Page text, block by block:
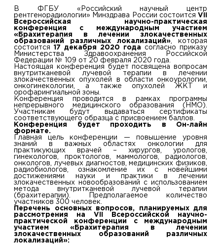
В ФГБУ «Российский научный центр
рентгенорадиологии» Минздрава России состоится VII
Всероссийская научно-практическая
конференция с международным участием
«Брахитерапия в лечении злокачественных
образований различных локализаций» , которая
состоится 17 декабря 2020 года согласно приказу
Министерства Здравоохранения Российской
Федерации № 109 от 20 февраля 2020 года.
Настоящая конференция будет посвящена вопросам
внутритканевой лучевой терапии в лечении
злокачественных опухолей в области онкоурологии,
онкогинекологии, а также опухолей ЖКТ и
орофарингиальной зоны.
Конференция проводится в рамках программы
непрерывного медицинского образования (НМО).
Участникам будут выдаваться сертификаты
соответствующего образца с присвоением баллов.
Конференция будет проходить в Он-лайн
формате.
Главная цель конференции — повышение уровня
знаний в важных областях онкологии для
практикующих врачей – хирургов, урологов,
гинекологов, проктологов, маммологов, радиологов,
онкологов, лучевых диагностов, медицинских физиков,
радиобиологов, ознакомление их с новейшими
достижениями науки и практики в лечении
злокачественных новообразований с использованием
метода внутритканевой лучевой терапии
(брахитерапии). Предполагаемое количество
участников 300 человек.
Перечень основных вопросов, планируемых для
рассмотрения на VII Всероссийской научно-
практической конференции с международным
участием «Брахитерапия в лечении
злокачественных образований различных
локализаций»: